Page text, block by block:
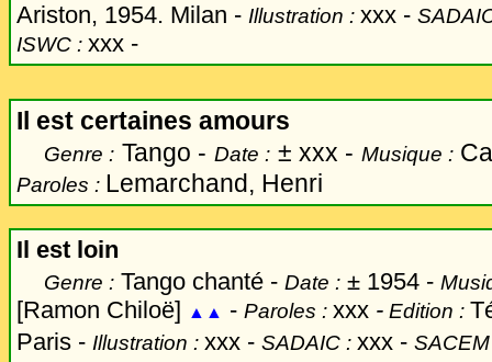
Ariston, 1954. Milan - Illustration : xxx -
ISWC : xxx -
Il est certaines amours
Genre : Tango - Date : ± xxx - Musique :
Paroles : Lemarchand, Henri
Il est loin
Genre : Tango chanté - Date : ± 1954 -
[Ramon Chiloë] ▲▲ - Paroles : xxx - Edition :
Paris - Illustration : xxx - SADAIC : xxx -